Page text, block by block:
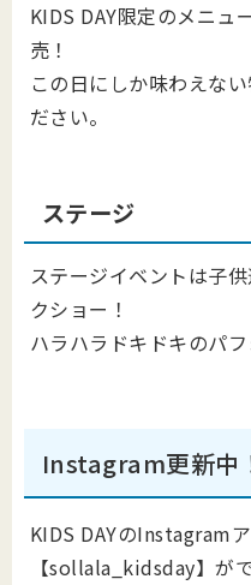
KIDS DAY限定のメニュ
売！
この日にしか味わえな
ださい。
ステージ
ステージイベントは子
クショー！
ハラハラドキドキのパ
Instagram更新中
KIDS DAYのInstagram
【sollala_kidsday】が